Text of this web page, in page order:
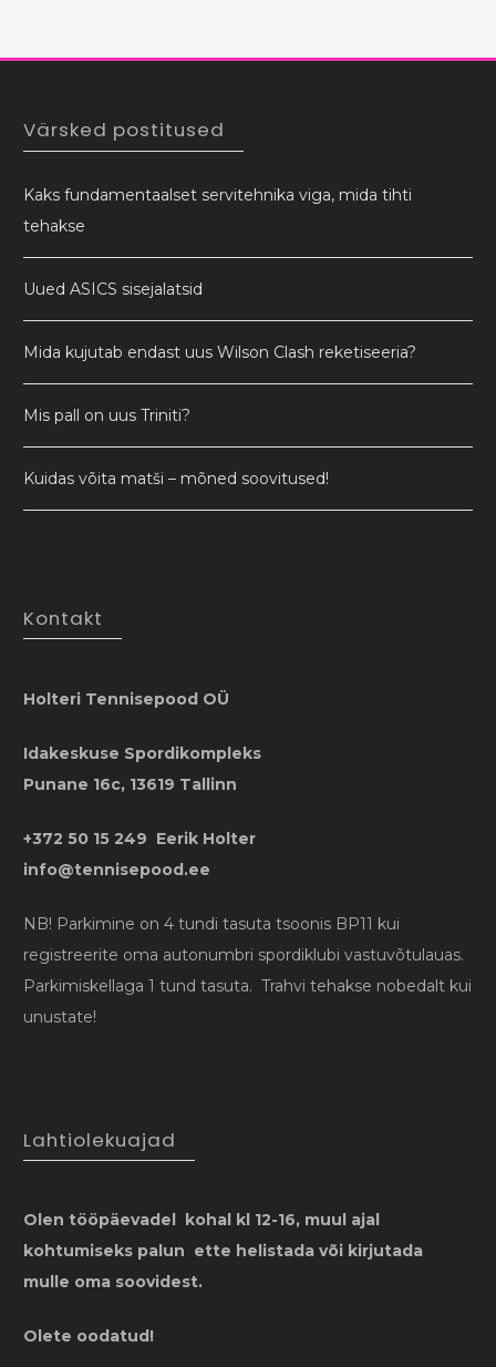
Värsked postitused
Kaks fundamentaalset servitehnika viga, mida tihti
tehakse
Uued ASICS sisejalatsid
Mida kujutab endast uus Wilson Clash reketiseeria?
Mis pall on uus Triniti?
Kuidas võita matši – mõned soovitused!
Kontakt
Holteri Tennisepood OÜ
Idakeskuse Spordikompleks
Punane 16c, 13619 Tallinn
+372 50 15 249 Eerik Holter
info@tennisepood.ee
NB! Parkimine on 4 tundi tasuta tsoonis BP11 kui
registreerite oma autonumbri spordiklubi vastuvõtulauas.
Parkimiskellaga 1 tund tasuta. Trahvi tehakse nobedalt kui
unustate!
Lahtiolekuajad
Olen tööpäevadel kohal kl 12-16, muul ajal
kohtumiseks palun ette helistada või kirjutada
mulle oma soovidest.
Olete oodatud!